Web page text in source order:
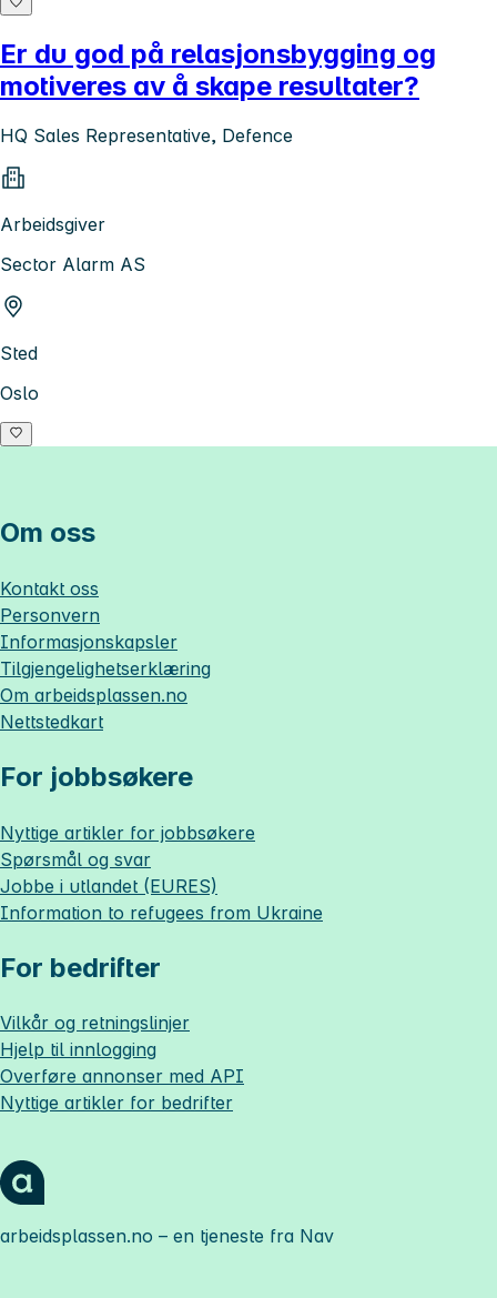
Er du god på relasjonsbygging og
motiveres av å skape resultater?
HQ Sales Representative, Defence
Arbeidsgiver
Sector Alarm AS
Sted
Oslo
Om oss
Kontakt oss
Personvern
Informasjonskapsler
Tilgjengelighetserklæring
Om arbeidsplassen.no
Nettstedkart
For jobbsøkere
Nyttige artikler for jobbsøkere
Spørsmål og svar
Jobbe i utlandet (EURES)
Information to refugees from Ukraine
For bedrifter
Vilkår og retningslinjer
Hjelp til innlogging
Overføre annonser med API
Nyttige artikler for bedrifter
arbeidsplassen.no – en tjeneste fra Nav